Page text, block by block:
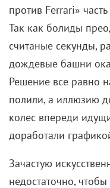
найти Лесли, чтобы
Эксцентрика в этом
переплетается с
(стоит только
самоубийствам в
симпатичные,
молодежи
исполнительный и
старомодный и в
Киллер из него